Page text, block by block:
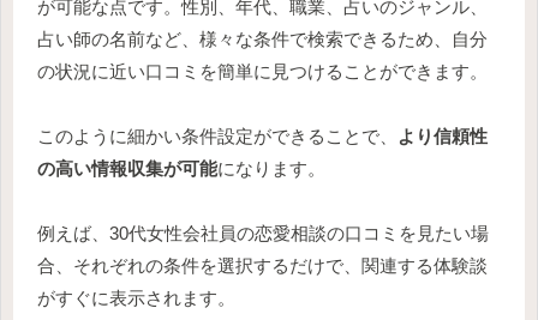
が可能な点です。性別、年代、職業、占いのジャンル、
占い師の名前など、様々な条件で検索できるため、自分
の状況に近い口コミを簡単に見つけることができます。
このように細かい条件設定ができることで、
より信頼性
の高い情報収集が可能になります。
例えば、30代女性会社員の恋愛相談の口コミを見たい場
合、それぞれの条件を選択するだけで、関連する体験談
がすぐに表示されます。